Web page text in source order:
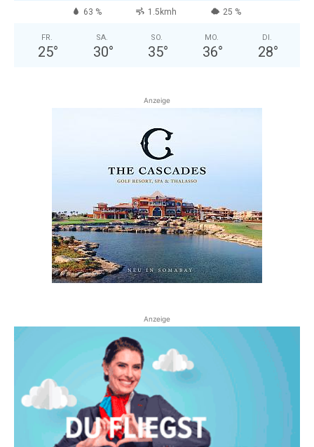
63 % 1.5kmh 25 %
FR.
25°
SA.
30°
SO.
35°
MO.
36°
DI.
28°
Anzeige
Anzeige